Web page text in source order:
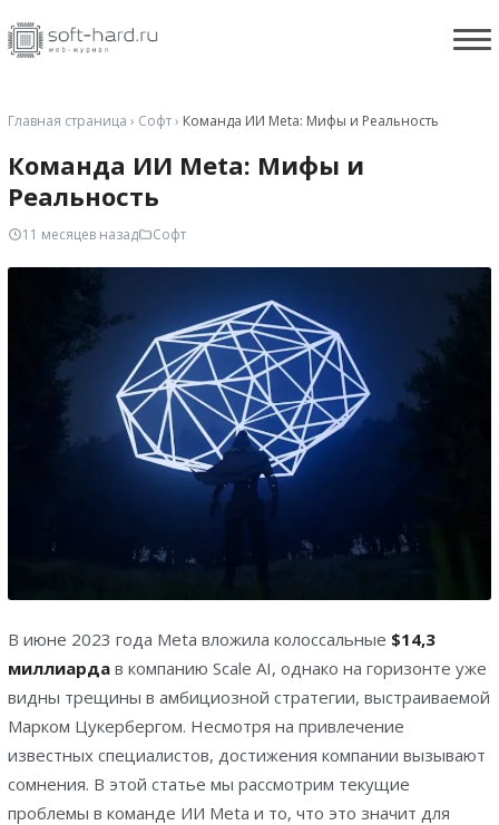
Главная страница › Софт› Команда ИИ Meta: Мифы и Реальность
Команда ИИ Meta: Мифы и
Реальность
11 месяцев назад Софт
В июне 2023 года Meta вложила колоссальные $14,3
миллиардав компанию Scale AI, однако на горизонте уже
видны трещины в амбициозной стратегии, выстраиваемой
Марком Цукербергом. Несмотря на привлечение
известных специалистов, достижения компании вызывают
сомнения. В этой статье мы рассмотрим текущие
проблемы в команде ИИ Meta и то, что это значит для